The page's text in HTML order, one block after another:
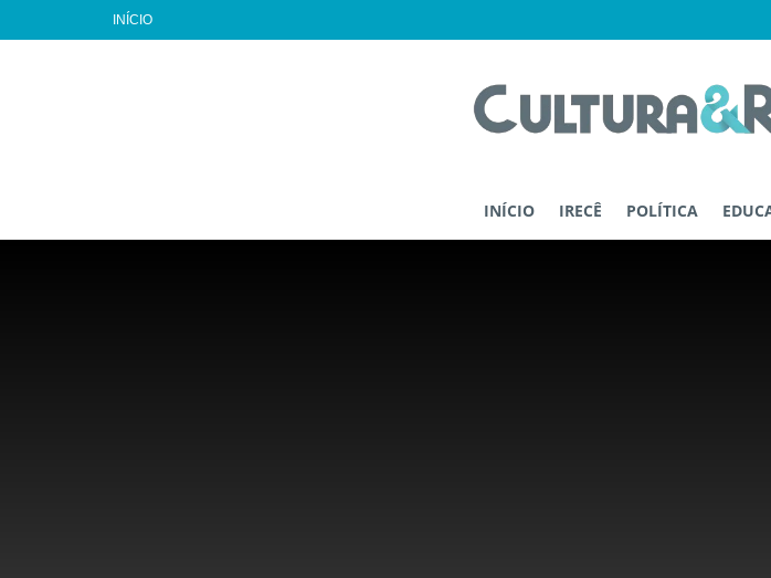
INÍCIO
INÍCIO IRECÊ POLÍTICA